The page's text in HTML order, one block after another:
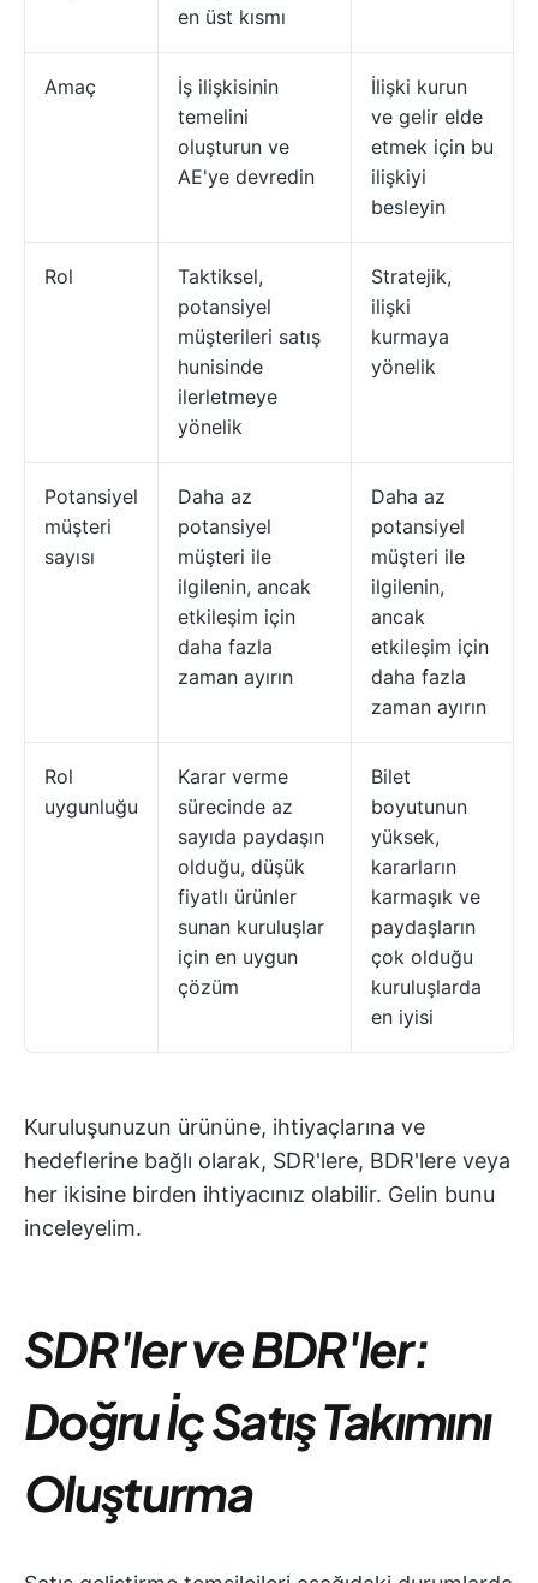
en üst kısmı
Amaç
İş ilişkisinin
temelini
oluşturun ve
AE'ye devredin
İlişki kurun
ve gelir elde
etmek için bu
ilişkiyi
besleyin
Rol
Taktiksel,
potansiyel
müşterileri satış
hunisinde
ilerletmeye
yönelik
Stratejik,
ilişki
kurmaya
yönelik
Potansiyel
müşteri
sayısı
Daha az
potansiyel
müşteri ile
ilgilenin, ancak
etkileşim için
daha fazla
zaman ayırın
Daha az
potansiyel
müşteri ile
ilgilenin,
ancak
etkileşim için
daha fazla
zaman ayırın
Rol
uygunluğu
Karar verme
sürecinde az
sayıda paydaşın
olduğu, düşük
fiyatlı ürünler
sunan kuruluşlar
için en uygun
çözüm
Bilet
boyutunun
yüksek,
kararların
karmaşık ve
paydaşların
çok olduğu
kuruluşlarda
en iyisi
Kuruluşunuzun ürününe, ihtiyaçlarına ve
hedeflerine bağlı olarak, SDR'lere, BDR'lere veya
her ikisine birden ihtiyacınız olabilir. Gelin bunu
inceleyelim.
SDR'ler ve BDR'ler:
Doğru İç Satış Takımını
Oluşturma